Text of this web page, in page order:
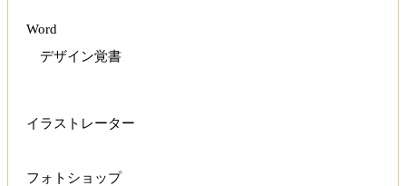
Word
デザイン覚書
イラストレーター
フォトショップ